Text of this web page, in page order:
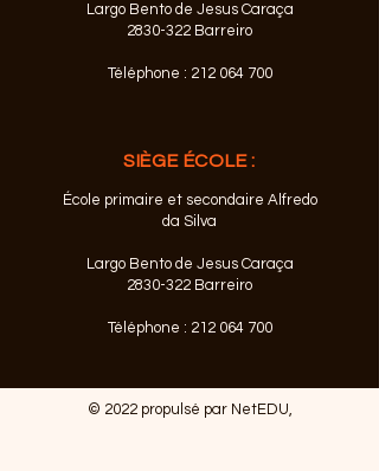
Largo Bento de Jesus Caraça
2830-322 Barreiro
Téléphone : 212 064 700
SIÈGE ÉCOLE :
École primaire et secondaire Alfredo
da Silva
Largo Bento de Jesus Caraça
2830-322 Barreiro
Téléphone : 212 064 700
© 2022 propulsé par NetEDU,